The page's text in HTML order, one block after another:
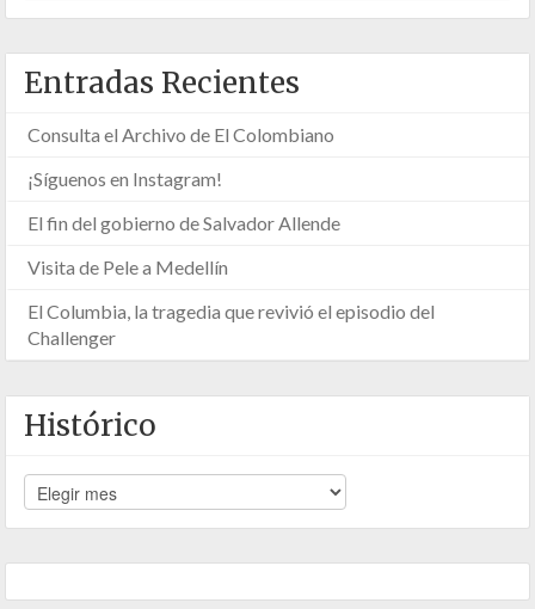
Entradas Recientes
Consulta el Archivo de El Colombiano
¡Síguenos en Instagram!
El fin del gobierno de Salvador Allende
Visita de Pele a Medellín
El Columbia, la tragedia que revivió el episodio del
Challenger
Histórico